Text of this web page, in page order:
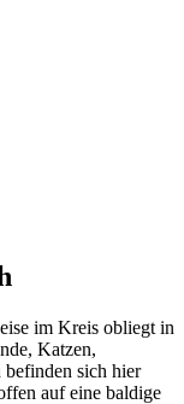
im Kreis obliegt in
Katzen,
sich hier
auf eine baldige